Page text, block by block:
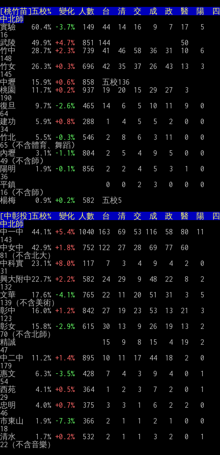
[桃竹苗]五校%  變化 人數  台  清  交  成  政  醫  陽  四
中北師
實驗    60.4% -3.7%
  149  44  14  16   9   7  17   5
16
武陵    49.9% +4.7%
  851 144                  50
竹中    28.7% +2.3%
  739  41  46  58  36  31  10   6
148
竹女    26.3% +0.3%
  696  42  35  37  26  43  13   3
145
中壢    15.9% +0.6%
  858  五校136
桃園    11.7% +0.2%
  937  19  20  15  29  27   3
190
復旦     9.7% -2.6%
  465  14   6   5  10  11   9   0
64
建功     5.9% +0.8%
  288   1   4   5   5   2   0   0
34
竹北     5.5% -0.3%
  546   2   8   6   3  11   0   0
65 (不含體育、舞蹈)
內壢     3.1% -1.1%
  804   2   5   4   9   5   0   0
49 (不含師)
陽明     1.9% -0.1%
  856   2   2   4   5   3   1   0
36
平鎮                       0   0   2   3   0   0   0
16 (不含師)
楊梅     0.9% +0.2%
  582  五校5
[中彰投]五校%  變化 人數  台  清  交  成  政  醫  陽  四
中北師
中一中  44.1% +5.4% 1040 163  69  53 116  58  80  11
143
中女中  42.9% +1.8%
  752 122  27  28  69  77  60
81（不含北大）
中科實  23.1% +8.0%
  117   7   3   4   9   4   2   0
31
興大附中22.7% +2.2%
  582  24  29   9  48  22   8   2
132
文華    17.6% -4.1%
  765  22  11  20  51  31   3   5
139（不含美術）
彰中    16.0% +1.2%
  842  27  19  23  53  13  21   3
123
彰女    15.8% -2.9% 615  30  13   9  26  19  13   2
70（不含北師）
精誠                      15   9   8  15   4  19   2
47
中二中  11.2% +1.4%
  895  10  11  17  44  18   2   0
179
惠文     6.3% -3.5%
  428   7   4   3   9   4   0   1
54
西苑     4.1% +0.5%
  364   1   2   3   7   2   0   1
29
忠明     4.0% +0.7%
  375   3   3   1   6   2   2   0
46
市東山   1.9% -7.3%
  366   2   1   1   2   1   0   0
18
清水     1.7% +0.2%
  532   2   1   1   3   2   0   1
22（不含音樂）